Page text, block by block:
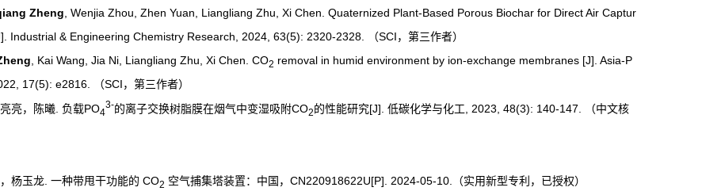
Zheng , Wenjia Zhou, Zhen Yuan, Liangliang Zhu, Xi Chen. Quaternized Plant-Based Porous Biochar for Direct Air Captur
Industrial & Engineering Chemistry Research, 2024, 63(5): 2320-2328. （SCI ，第三作者）
, Kai Wang, Jia Ni, Liangliang Zhu, Xi Chen. CO2 removal in humid environment by ion-exchange membranes [J]. Asia-P
17(5): e2816. （SCI ，第三作者）
亮，陈曦 负载PO4
3-的离子交换树脂膜在烟气中变湿吸附CO2的性能研究[J]. 低碳化学与化工 , 2023, 48(3): 140-147.
（中文核
杨玉龙 一种带甩干功能的 CO2 空气捕集塔装置：中国， CN220918622U[P]. 2024-05-10. （实用新型专利，已授权）